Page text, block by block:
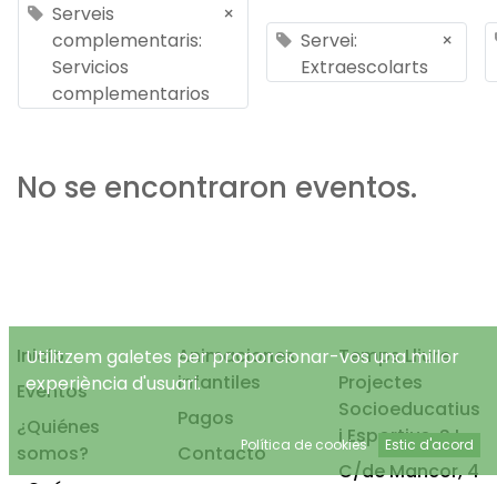
Serveis
complementaris:
Servicios
complementarios
×
Servei:
Extraescolarts
×
No se encontraron eventos.
Inicio
Eventos
¿Quiénes
somos?
Animaciones
infantiles
Pagos
Contacto
Temps Lliure
Projectes
Socioeducatius
i Esportius, S.L.
C/de Mancor, 4
Utilitzem galetes per proporcionar-vos una millor
experiència d'usuari.
Política de cookies Estic d'acord